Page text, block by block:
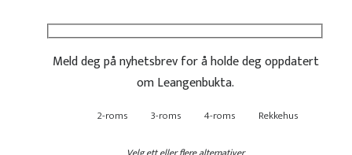
Meld deg på nyhetsbrev for å holde deg oppdatert
om Leangenbukta.
2-roms 3-roms 4-roms Rekkehus